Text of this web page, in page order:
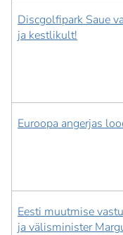
Discgolfipark Saue
ja kestlikult!
Euroopa angerjas
Eesti muutmise
ja välisminister